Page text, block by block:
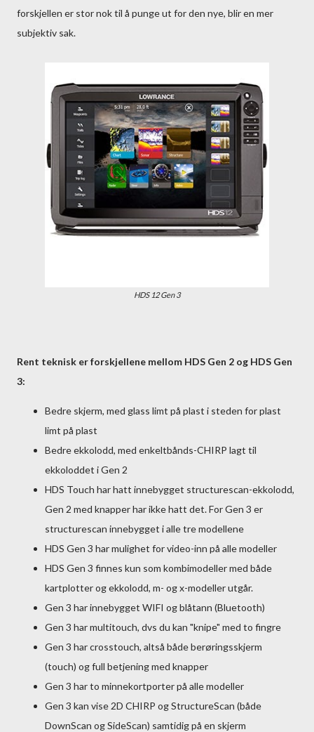
forskjellen er stor nok til å punge ut for den nye, blir en mer
subjektiv sak.
HDS 12 Gen 3
Rent teknisk er forskjellene mellom HDS Gen 2 og HDS Gen
3:
Bedre skjerm, med glass limt på plast i steden for plast
limt på plast
Bedre ekkolodd, med enkeltbånds-CHIRP lagt til
ekkoloddet i Gen 2
HDS Touch har hatt innebygget structurescan-ekkolodd,
Gen 2 med knapper har ikke hatt det. For Gen 3 er
structurescan innebygget i alle tre modellene
HDS Gen 3 har mulighet for video-inn på alle modeller
HDS Gen 3 finnes kun som kombimodeller med både
kartplotter og ekkolodd, m- og x-modeller utgår.
Gen 3 har innebygget WIFI og blåtann (Bluetooth)
Gen 3 har multitouch, dvs du kan "knipe" med to fingre
Gen 3 har crosstouch, altså både berøringsskjerm
(touch) og full betjening med knapper
Gen 3 har to minnekortporter på alle modeller
Gen 3 kan vise 2D CHIRP og StructureScan (både
DownScan og SideScan) samtidig på en skjerm